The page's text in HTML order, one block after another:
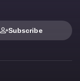
Subscribe